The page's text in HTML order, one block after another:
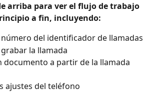
arriba para ver el flujo de trabajo
a fin, incluyendo:
del identificador de llamadas
la llamada
documento a partir de la llamada
ajustes del teléfono